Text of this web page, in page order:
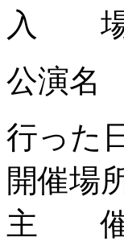
入 場
公演名
行った
開催場
主 催